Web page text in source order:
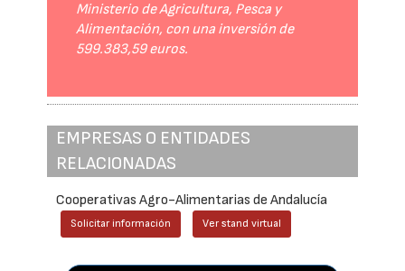
Ministerio de Agricultura, Pesca y
Alimentación, con una inversión de
599.383,59 euros.
EMPRESAS O ENTIDADES
RELACIONADAS
Cooperativas Agro-Alimentarias de Andalucía
Solicitar información Ver stand virtual